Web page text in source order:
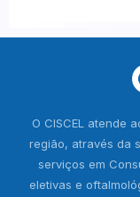
O CISCEL atende
região, através da
serviços em
eletivas e